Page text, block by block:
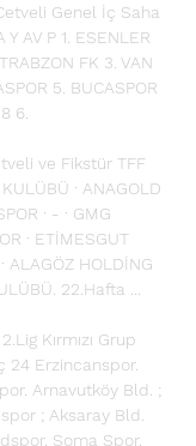
Genel İç Saha
Y AV P 1. ESENLER
FK 3. VAN
5. BUCASPOR
6.
ve Fikstür TFF
· ANAGOLD
· - · GMG
· ETİMESGUT
ALAGÖZ HOLDİNG
22.Hafta ...
Kırmızı Grup
Erzincanspor.
Arnavutköy Bld. ;
; Aksaray Bld.
Soma Spor.